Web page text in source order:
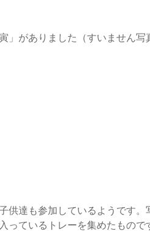
がありました（すいません写
供達も参加しているようです
っているトレーを集めたもの